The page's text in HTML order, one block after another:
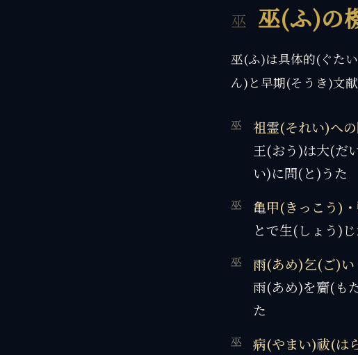
巫(ふ)の
巫(ふ)は具体的(ぐた
ん)と早期(そうき)文
祖霊(それい)へ
王(おう)は大(だ
い)に問(と)うた
亀甲(きっこう)
とで生(しょう)
雨(あめ)乞(ご)い
雨(あめ)を齎(も
た
病(やまい)祓(は